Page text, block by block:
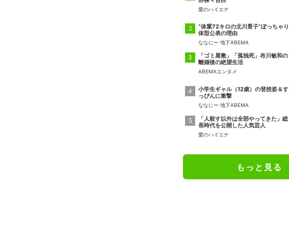
愛のハイエナ
“体重72キロの北川景子”ぽっちゃり
体型公表の理由
ななにー 地下ABEMA
「ゴミ屋敷」「孤独死」布川敏和の
離婚後の絶望生活
ABEMAエンタメ
小学生ギャル（12歳）の登校姿＆す
っぴんに衝撃
ななにー 地下ABEMA
「人殺す以外は全部やってきた」総
長時代を公開した人気芸人
愛のハイエナ
もっと見る